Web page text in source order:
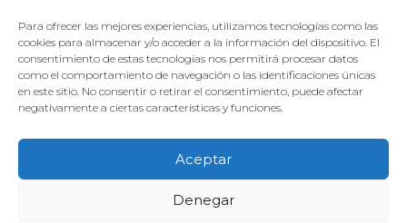
Para ofrecer las mejores experiencias, utilizamos tecnologías como las
cookies para almacenar y/o acceder a la información del dispositivo. El
consentimiento de estas tecnologías nos permitirá procesar datos
como el comportamiento de navegación o las identificaciones únicas
en este sitio. No consentir o retirar el consentimiento, puede afectar
negativamente a ciertas características y funciones.
Aceptar
Denegar
Aviso legal
Política de privacidad
Política de cookies
Mantener su mueble
Subvenciones